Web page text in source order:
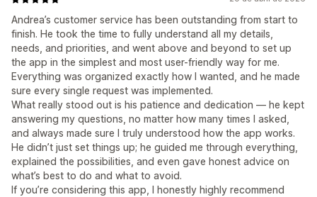
Andrea’s customer service has been outstanding from start to
finish. He took the time to fully understand all my details,
needs, and priorities, and went above and beyond to set up
the app in the simplest and most user-friendly way for me.
Everything was organized exactly how I wanted, and he made
sure every single request was implemented.
What really stood out is his patience and dedication — he kept
answering my questions, no matter how many times I asked,
and always made sure I truly understood how the app works.
He didn’t just set things up; he guided me through everything,
explained the possibilities, and even gave honest advice on
what’s best to do and what to avoid.
If you’re considering this app, I honestly highly recommend